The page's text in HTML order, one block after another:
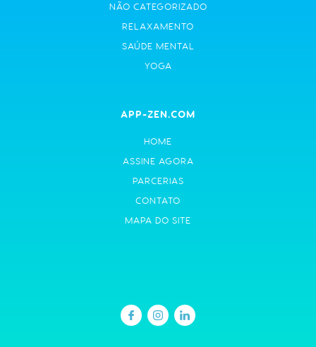
NÃO CATEGORIZADO
RELAXAMENTO
SAÚDE MENTAL
YOGA
APP-ZEN.COM
HOME
ASSINE AGORA
PARCERIAS
CONTATO
MAPA DO SITE